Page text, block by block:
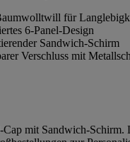
für
6-Panel-Design
Sandwich-Schirm
Verschluss mit
mit Sandwich-Schirm.